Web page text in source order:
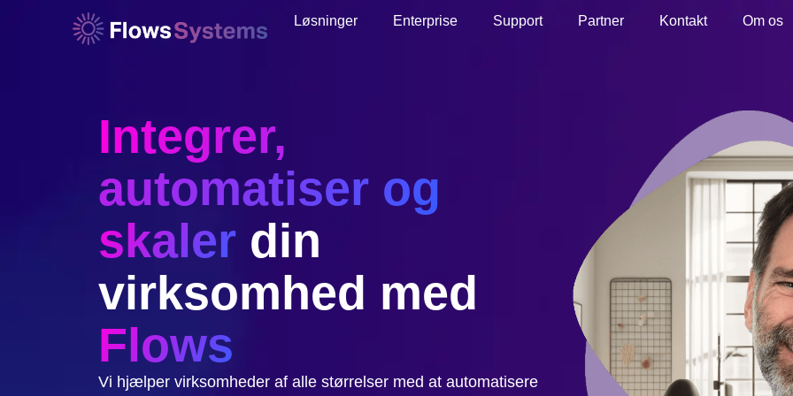
Løsninger Enterprise Support Partner Kontakt Om os
Integrer,
automatiser og
skaler din
virksomhed med
Flows
Vi hjælper virksomheder af alle størrelser med at automatisere